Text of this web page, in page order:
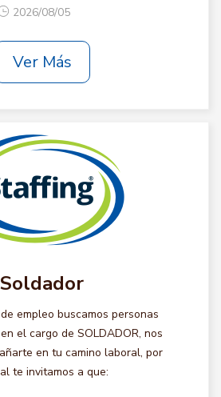
2026/08/05
Ver Más
Soldador
empleo buscamos personas
el cargo de SOLDADOR, nos
en tu camino laboral, por
te invitamos a que: